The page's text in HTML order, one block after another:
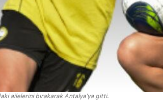
ailelerini bırakarak Antalya'ya gitti.